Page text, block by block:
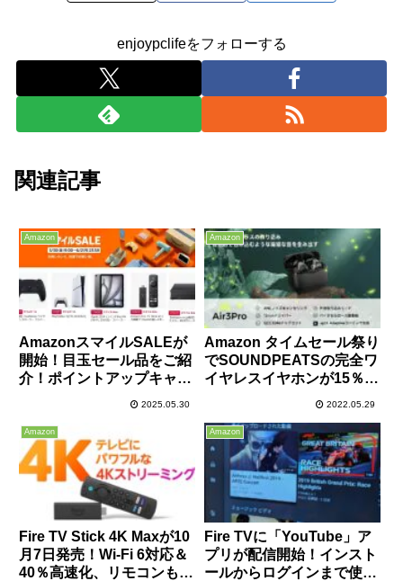
enjoypclifeをフォローする
関連記事
Amazon
AmazonスマイルSALEが
開始！目玉セール品をご紹
介！ポイントアップキャン
2025.05.30
Amazon
Amazon タイムセール祭り
でSOUNDPEATSの完全ワ
イヤレスイヤホンが15％オ
2022.05.29
Amazon
Fire TV Stick 4K Maxが10
月7日発売！Wi-Fi 6対応＆
40％高速化、リモコンも刷
Amazon
Fire TVに「YouTube」ア
プリが配信開始！インスト
ールからログインまで使い